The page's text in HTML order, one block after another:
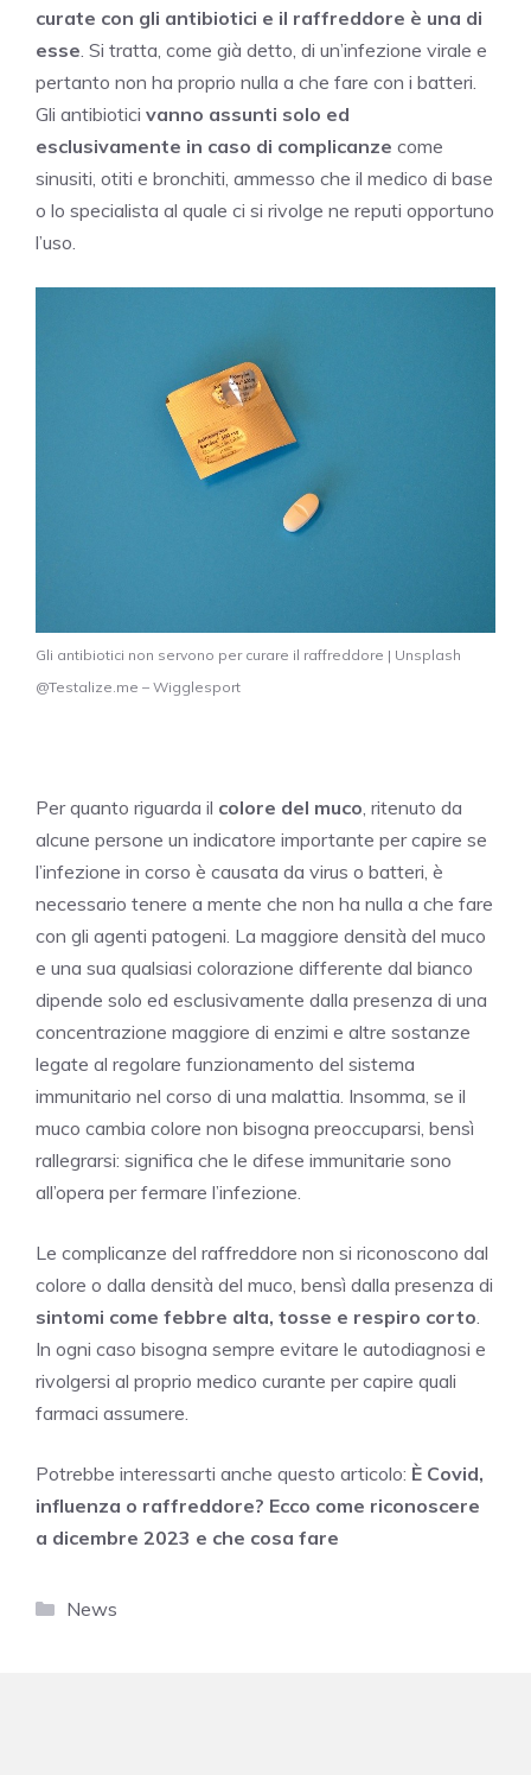
curate con gli antibiotici e il raffreddore è una di
esse. Si tratta, come già detto, di un’infezione virale e
pertanto non ha proprio nulla a che fare con i batteri.
Gli antibiotici vanno assunti solo ed
esclusivamente in caso di complicanze come
sinusiti, otiti e bronchiti, ammesso che il medico di base
o lo specialista al quale ci si rivolge ne reputi opportuno
l’uso.
Gli antibiotici non servono per curare il raffreddore | Unsplash
@Testalize.me – Wigglesport
Per quanto riguarda il colore del muco, ritenuto da
alcune persone un indicatore importante per capire se
l’infezione in corso è causata da virus o batteri, è
necessario tenere a mente che non ha nulla a che fare
con gli agenti patogeni. La maggiore densità del muco
e una sua qualsiasi colorazione differente dal bianco
dipende solo ed esclusivamente dalla presenza di una
concentrazione maggiore di enzimi e altre sostanze
legate al regolare funzionamento del sistema
immunitario nel corso di una malattia. Insomma, se il
muco cambia colore non bisogna preoccuparsi, bensì
rallegrarsi: significa che le difese immunitarie sono
all’opera per fermare l’infezione.
Le complicanze del raffreddore non si riconoscono dal
colore o dalla densità del muco, bensì dalla presenza di
sintomi come febbre alta, tosse e respiro corto.
In ogni caso bisogna sempre evitare le autodiagnosi e
rivolgersi al proprio medico curante per capire quali
farmaci assumere.
Potrebbe interessarti anche questo articolo: È Covid,
influenza o raffreddore? Ecco come riconoscere
a dicembre 2023 e che cosa fare
Categorie
News